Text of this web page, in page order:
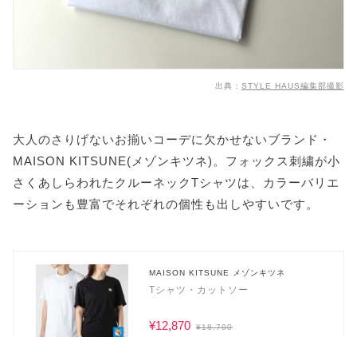
出典： STYLE HAUS編集部撮影
大人のさりげないお揃いコーデに欠かせないブランド・
MAISON KITSUNE(メゾンキツネ)。フォックス刺繍が小
さくあしらわれたクルーネックTシャツは、カラーバリエ
ーションも豊富でそれぞれの個性も出しやすいです。
MAISON KITSUNE メゾンキツネ
Tシャツ・カットソー
¥12,870 ¥18,700